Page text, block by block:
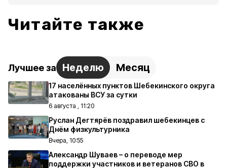
Читайте также
Лучшее за Неделю Месяц
17 населённых пунктов Шебекинского округа
атакованы ВСУ за сутки
6 августа , 11:20
Руслан Дегтярёв поздравил шебекинцев с
Днём физкультурника
Вчера, 10:55
Александр Шуваев – о переводе мер
поддержки участников и ветеранов СВО в